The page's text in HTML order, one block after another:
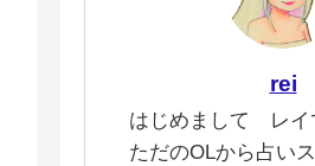
rei
はじめまして レ
ただのOLから占い